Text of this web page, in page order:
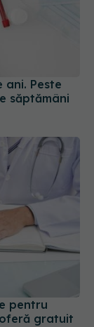
ani. Peste
săptămâni
pentru
gratuit